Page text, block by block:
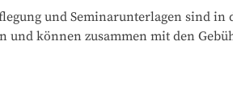
und Seminarunterlagen sind
können zusammen mit den